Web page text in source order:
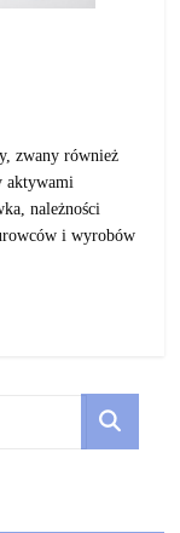
zwany również
aktywami
należności
i wyrobów